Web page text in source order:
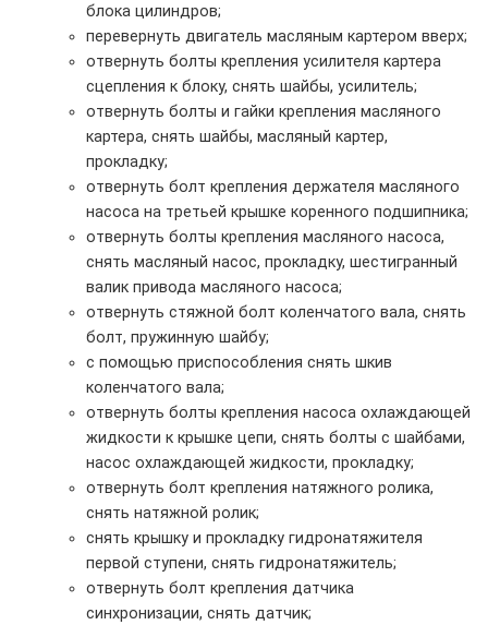
блока цилиндров;
перевернуть двигатель масляным картером вверх;
отвернуть болты крепления усилителя картера
сцепления к блоку, снять шайбы, усилитель;
отвернуть болты и гайки крепления масляного
картера, снять шайбы, масляный картер,
прокладку;
отвернуть болт крепления держателя масляного
насоса на третьей крышке коренного подшипника;
отвернуть болты крепления масляного насоса,
снять масляный насос, прокладку, шестигранный
валик привода масляного насоса;
отвернуть стяжной болт коленчатого вала, снять
болт, пружинную шайбу;
с помощью приспособления снять шкив
коленчатого вала;
отвернуть болты крепления насоса охлаждающей
жидкости к крышке цепи, снять болты с шайбами,
насос охлаждающей жидкости, прокладку;
отвернуть болт крепления натяжного ролика,
снять натяжной ролик;
снять крышку и прокладку гидронатяжителя
первой ступени, снять гидронатяжитель;
отвернуть болт крепления датчика
синхронизации, снять датчик;